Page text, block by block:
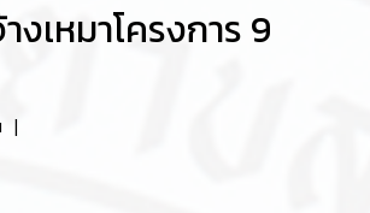
งเหมาโครงการ 9
|